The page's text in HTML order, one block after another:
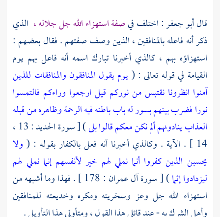
قالأبو جعفر :اختلف فيصفة استهزاء الله جل جلاله ، الذي
ذكر أنه فاعله بالمنافقين ، الذين وصف صفتهم . فقال بعضهم :
استهزاؤه بهم ، كالذي أخبرنا تبارك اسمه أنه فاعل بهم يوم
القيامة في قوله تعالى : (يوم يقول المنافقون والمنافقات للذين
آمنوا انظرونا نقتبس من نوركم قيل ارجعوا وراءكم فالتمسوا
نورا فضرب بينهم بسور له باب باطنه فيه الرحمة وظاهره من قبله
العذاب ينادونهم ألم نكن معكم قالوا بلى
) [ سورة الحديد : 13 ،
14 ] . الآية . وكالذي أخبرنا أنه فعل بالكفار بقوله : (
ولا
يحسبن الذين كفروا أنما نملي لهم خير لأنفسهم إنما نملي لهم
ليزدادوا إثما
) [ سورة آل عمران : 178 ] . فهذا وما أشبهه من
استهزاء الله جل وعز وسخريته ومكره وخديعته للمنافقين